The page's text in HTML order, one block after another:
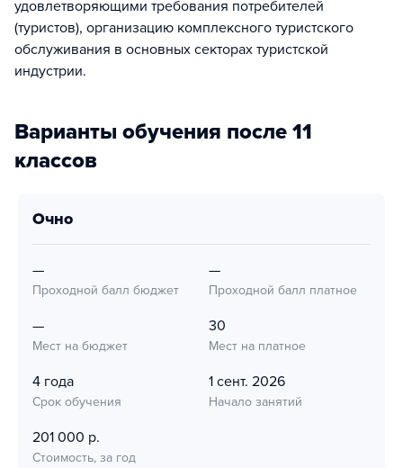
удовлетворяющими требования потребителей
(туристов), организацию комплексного туристского
обслуживания в основных секторах туристской
индустрии.
Варианты обучения после 11
классов
очно
—
Проходной балл бюджет
—
Проходной балл платное
—
Мест на бюджет
30
Мест на платное
4 года
Срок обучения
1 сент. 2026
Начало занятий
201 000 р.
Стоимость, за год